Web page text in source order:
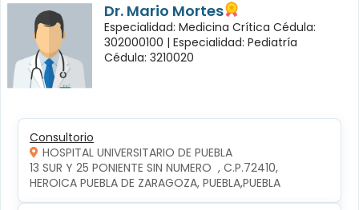
Dr. Mario Mortes
Especialidad: Medicina Crítica Cédula:
302000100 | Especialidad: Pediatría
Cédula: 3210020
Consultorio
HOSPITAL UNIVERSITARIO DE PUEBLA
13 SUR Y 25 PONIENTE SIN NUMERO  , C.P.72410,
HEROICA PUEBLA DE ZARAGOZA, PUEBLA,PUEBLA